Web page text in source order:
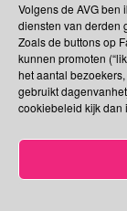
Volgens de AVG ben
diensten van derden
Zoals de buttons op
kunnen promoten
het aantal
gebruikt
cookiebeleid kijk dan
Social
Je kunt me